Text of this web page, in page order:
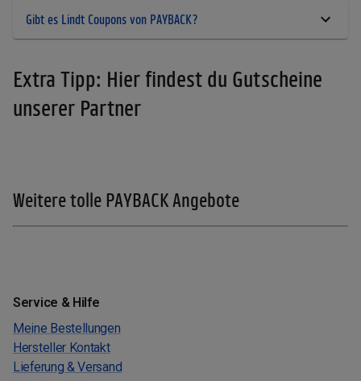
Gibt es Lindt Coupons von PAYBACK?
Extra Tipp: Hier findest du Gutscheine
unserer Partner
Weitere tolle PAYBACK Angebote
Service & Hilfe
Meine Bestellungen
Hersteller Kontakt
Lieferung & Versand